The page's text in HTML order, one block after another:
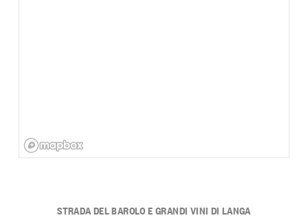
STRADA DEL BAROLO E GRANDI VINI DI LANGA